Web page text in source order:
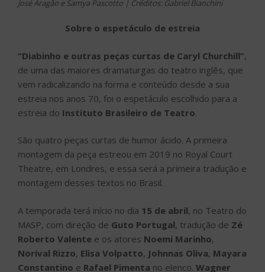
José Aragão e Samya Pascotto | Créditos: Gabriel Bianchini
Sobre o espetáculo de estreia
“Diabinho e outras peças curtas de Caryl Churchill”,
de uma das maiores dramaturgas do teatro inglês, que
vem radicalizando na forma e conteúdo desde a sua
estreia nos anos 70, foi o espetáculo escolhido para a
estreia do Instituto Brasileiro de Teatro.
São quatro peças curtas de humor ácido. A primeira
montagem da peça estreou em 2019 no Royal Court
Theatre, em Londres, e essa será a primeira tradução e
montagem desses textos no Brasil.
A temporada terá início no dia 15 de abril, no Teatro do
MASP, com direção de Guto Portugal, tradução de Zé
Roberto Valente e os atores Noemi Marinho,
Norival Rizzo, Elisa Volpatto, Johnnas Oliva, Mayara
Constantino e Rafael Pimenta no elenco. Wagner